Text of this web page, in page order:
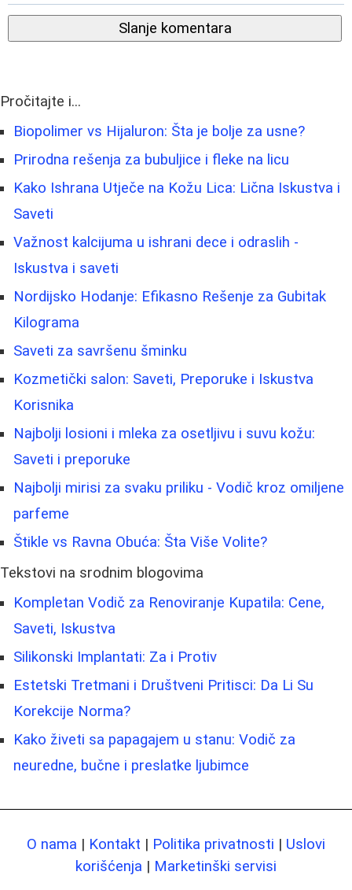
Slanje komentara
Pročitajte i...
Biopolimer vs Hijaluron: Šta je bolje za usne?
Prirodna rešenja za bubuljice i fleke na licu
Kako Ishrana Utječe na Kožu Lica: Lična Iskustva i
Saveti
Važnost kalcijuma u ishrani dece i odraslih -
Iskustva i saveti
Nordijsko Hodanje: Efikasno Rešenje za Gubitak
Kilograma
Saveti za savršenu šminku
Kozmetički salon: Saveti, Preporuke i Iskustva
Korisnika
Najbolji losioni i mleka za osetljivu i suvu kožu:
Saveti i preporuke
Najbolji mirisi za svaku priliku - Vodič kroz omiljene
parfeme
Štikle vs Ravna Obuća: Šta Više Volite?
Tekstovi na srodnim blogovima
Kompletan Vodič za Renoviranje Kupatila: Cene,
Saveti, Iskustva
Silikonski Implantati: Za i Protiv
Estetski Tretmani i Društveni Pritisci: Da Li Su
Korekcije Norma?
Kako živeti sa papagajem u stanu: Vodič za
neuredne, bučne i preslatke ljubimce
O nama | Kontakt | Politika privatnosti | Uslovi
korišćenja | Marketinški servisi